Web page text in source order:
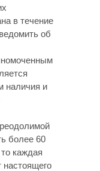
в течение
об
наличия и
более 60
каждая
настоящего